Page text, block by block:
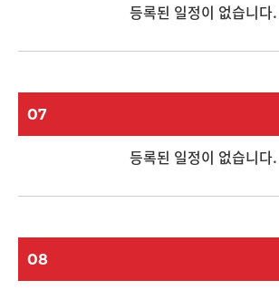
등록된 일정이 없습니다.
07
등록된 일정이 없습니다.
08